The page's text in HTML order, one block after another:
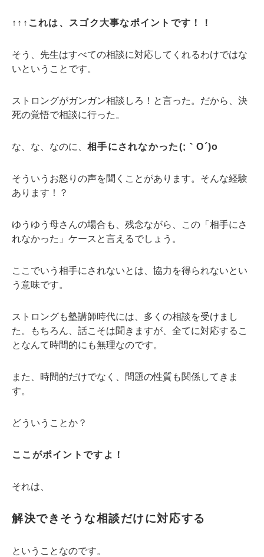
↑↑↑これは、スゴク大事なポイントです！！
そう、先生はすべての相談に対応してくれるわけではな
いということです。
ストロングがガンガン相談しろ！と言った。だから、決
死の覚悟で相談に行った。
な、な、なのに、 相手にされなかった(;｀O´)o
そういうお怒りの声を聞くことがあります。そんな経験
あります！？
ゆうゆう母さんの場合も、残念ながら、この「相手にさ
れなかった」ケースと言えるでしょう。
ここでいう相手にされないとは、協力を得られないとい
う意味です。
ストロングも塾講師時代には、多くの相談を受けまし
た。もちろん、話こそは聞きますが、全てに対応するこ
となんて時間的にも無理なのです。
また、時間的だけでなく、問題の性質も関係してきま
す。
どういうことか？
ここがポイントですよ！
それは、
解決できそうな相談だけに対応する
ということなのです。